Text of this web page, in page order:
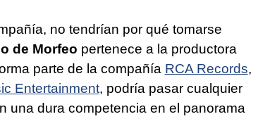
no tendrían por qué tomarse
de Morfeo pertenece a la productora
parte de la compañía RCA Records,
Entertainment, podría pasar cualquier
una dura competencia en el panorama